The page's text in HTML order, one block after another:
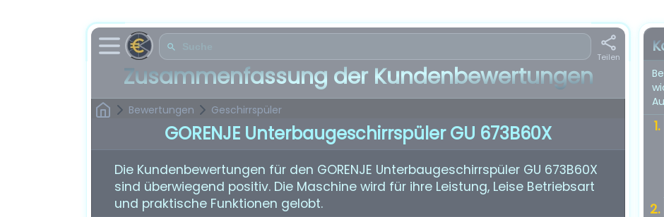
Teilen
Zusammenfassung der Kundenbewertungen
Bewertungen Geschirrspüler
GORENJE Unterbaugeschirrspüler GU 673B60X
Die Kundenbewertungen für den GORENJE Unterbaugeschirrspüler GU 673B60X
sind überwiegend positiv. Die Maschine wird für ihre Leistung, Leise Betriebsart
und praktische Funktionen gelobt.